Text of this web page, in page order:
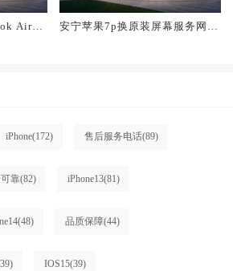
Air换
安宁苹果7p换原装屏幕服务网点
iPhone(172) 售后服务电话(89)
靠(82) iPhone13(81)
(48) 品质保障(44)
IOS15(39)